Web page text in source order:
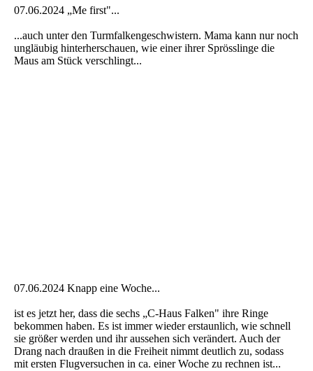
07.06.2024 „Me first"...
...auch unter den Turmfalkengeschwistern. Mama kann nur noch
ungläubig hinterherschauen, wie einer ihrer Sprösslinge die
Maus am Stück verschlingt...
07.06.2024 Knapp eine Woche...
ist es jetzt her, dass die sechs „C-Haus Falken" ihre Ringe
bekommen haben. Es ist immer wieder erstaunlich, wie schnell
sie größer werden und ihr aussehen sich verändert. Auch der
Drang nach draußen in die Freiheit nimmt deutlich zu, sodass
mit ersten Flugversuchen in ca. einer Woche zu rechnen ist...